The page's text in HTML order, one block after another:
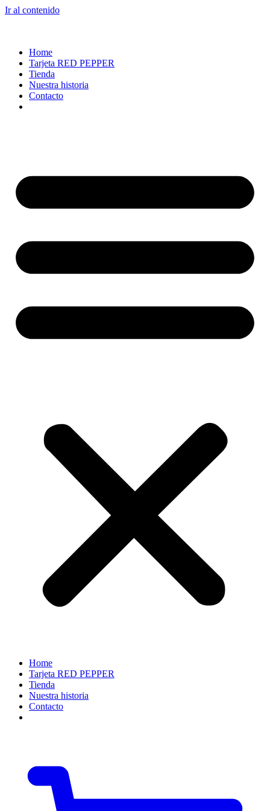
Ir al contenido
Home
Tarjeta RED PEPPER
Tienda
Nuestra historia
Contacto
Home
Tarjeta RED PEPPER
Tienda
Nuestra historia
Contacto